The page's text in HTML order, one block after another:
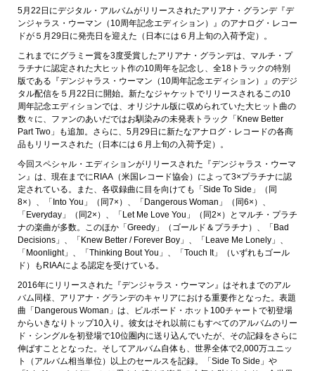
5月22日にデジタル・アルバムがリリースされたアリアナ・グランデ『デ
ンジャラス・ウーマン（10周年記念エディション）』のアナログ・レコー
ドが５月29日に発売日を迎えた（日本には６月上旬の入荷予定）。
これまでにグラミー賞を3度受賞したアリアナ・グランデは、マルチ・プ
ラチナに認定された大ヒット作の10周年を記念し、全18トラックの特別
版である『デンジャラス・ウーマン（10周年記念エディション）』のデジ
タル配信を５月22日に開始。新たなジャケットでリリースされるこの10
周年記念エディションでは、オリジナル版に収められていた大ヒット曲の
数々に、ファンのあいだではお馴染みの未発表トラック「Knew Better
Part Two」も追加。さらに、5月29日に新たなアナログ・レコードの各商
品もリリースされた（日本には６月上旬の入荷予定）。
今回スペシャル・エディションがリリースされた『デンジャラス・ウーマ
ン』は、現在までにRIAA（米国レコード協会）によって3×プラチナに認
定されている。また、各収録曲に目を向けても「Side To Side」（同
8×）、「Into You」（同7×）、「Dangerous Woman」（同6×）、
「Everyday」（同2×）、「Let Me Love You」（同2×）とマルチ・プラチ
ナの楽曲が多数。このほか「Greedy」（ゴールド＆プラチナ）、「Bad
Decisions」、「Knew Better / Forever Boy」、「Leave Me Lonely」、
「Moonlight」、「Thinking Bout You」、「Touch It」（いずれもゴール
ド）もRIAAによる認定を受けている。
2016年にリリースされた『デンジャラス・ウーマン』はそれまでのアル
バム同様、アリアナ・グランデのキャリアにおける重要作となった。表題
曲「Dangerous Woman」は、ビルボード・ホット100チャートで初登場
からいきなりトップ10入り。彼女はそれ以前にもすべてのアルバムのリー
ド・シングルを初登場で10位圏内に送り込んでいたが、その記録をさらに
伸ばすこととなった。そしてアルバム自体も、世界全体で2,000万ユニッ
ト（アルバム相当単位）以上のセールスを記録。「Side To Side」や